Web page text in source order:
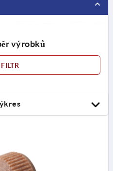
výrobků
FILTR